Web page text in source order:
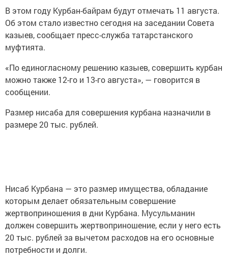
В этом году Курбан-байрам будут отмечать 11 августа.
Об этом стало известно сегодня на заседании Совета
казыев, сообщает пресс-служба татарстанского
муфтията.
«По единогласному решению казыев, совершить курбан
можно также 12-го и 13-го августа», — говорится в
сообщении.
Размер нисаба для совершения курбана назначили в
размере 20 тыс. рублей.
Нисаб Курбана — это размер имущества, обладание
которым делает обязательным совершение
жертвоприношения в дни Курбана. Мусульманин
должен совершить жертвоприношение, если у него есть
20 тыс. рублей за вычетом расходов на его основные
потребности и долги.